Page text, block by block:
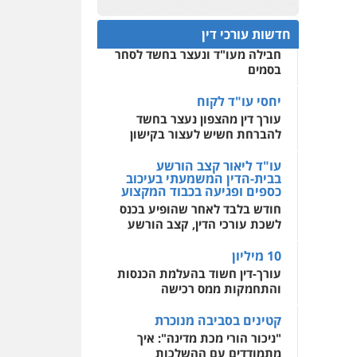
פלילי פשיעה חמורה
צווארון לבן
וחקירות
0502228917
עו"ד מוחמד סביחאת
פלילי תעבורה פשיעה
כלכלית
עו"ד יניב זוסמן
פלילי כלכלי פשיעה
חמורה מעצרים וחקירות
0525199949
פלילי פשיעה חמורה
צווארון לבן מעצרים
0543326767
0522508109
אחסון אתרים
לעורכי דין
אסירים עבירות מין
שירותים מקצועיים לעורכי
דין
0544500346
חדשות עורכי דין
חפץ חשוד
עצור בתיק ניסיון רצח קיבל
חבילה מעו"ד ונעצר בחשד לסחר
בסמים
יחסי עו"ד לקוח
עורך דין מהצפון נעצר בחשד
להברחת חשיש לעצור בקישון
עו"ד ליאור קצב הורשע
בבית-הדין המשמעתי בעיכוב
כספים ופגיעה בכבוד המקצוע
חודש בלבד לאחר שהופיע בכנס
לשכת עורכי הדין, קצב הורשע
10 מיליון
עורך-דין חשוד בהעלמת הכנסות
והתחמקות ממס רכישה
קטינים בסביבה מנוכרת
"ניכור הורי מכת מדינה": איך
מתמודדים עם ההשלכות